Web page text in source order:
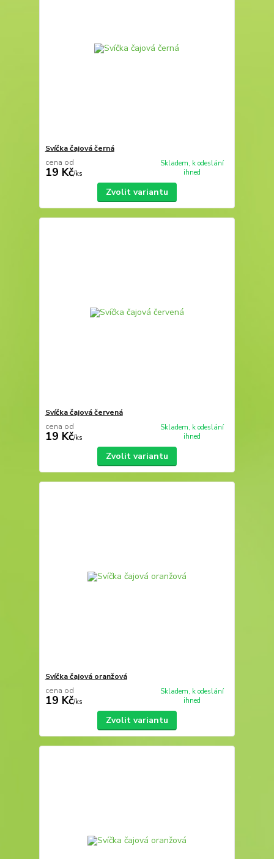
Svíčka čajová černá
cena od
19 Kč/ks
Skladem, k odeslání
ihned
Zvolit variantu
Svíčka čajová červená
cena od
19 Kč/ks
Skladem, k odeslání
ihned
Zvolit variantu
Svíčka čajová oranžová
cena od
19 Kč/ks
Skladem, k odeslání
ihned
Zvolit variantu